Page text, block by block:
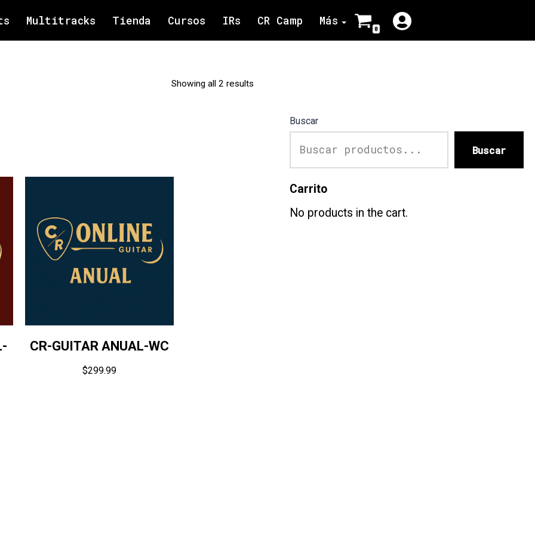
Multitracks Tienda Cursos IRs CR Camp Más
0
Showing all 2 results
CR-GUITAR ANUAL-WC
$299.99
Buscar
Buscar
Carrito
No products in the cart.